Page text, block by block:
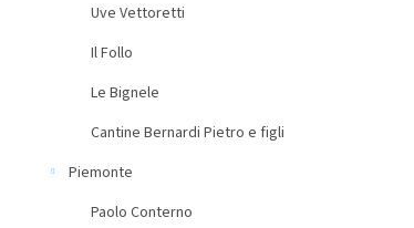
Uve Vettoretti
Il Follo
Le Bignele
Cantine Bernardi Pietro e figli
Piemonte
Paolo Conterno